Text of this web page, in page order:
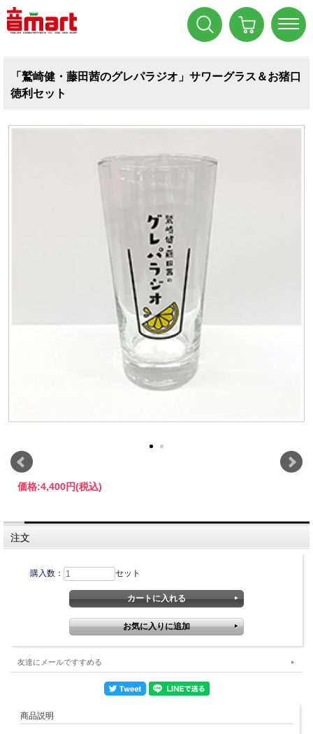
「鷲崎健・藤田茜のグレパラジオ」サワーグラス＆お猪口
徳利セット
価格:4,400円(税込)
注文
購入数： セット
友達にメールですすめる
商品説明